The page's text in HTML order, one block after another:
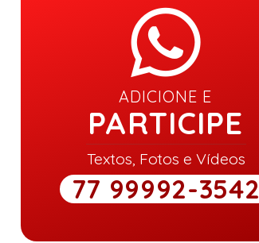
ADICIONE E
PARTICIPE
Textos, Fotos e Vídeos
77 99992-3542